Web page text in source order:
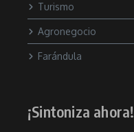
Turismo
Agronegocio
Farándula
¡Sintoniza ahora!